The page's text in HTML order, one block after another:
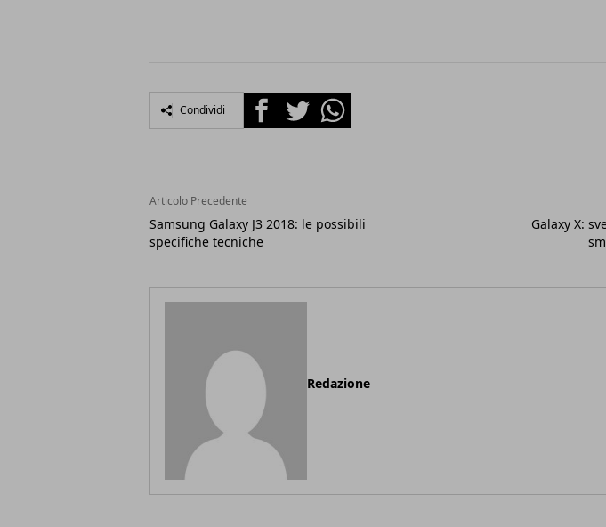
Condividi FacebookTwitterWhatsapp
Articolo Precedente
Samsung Galaxy J3 2018: le possibili
specifiche tecniche
Galaxy X:
Redazione